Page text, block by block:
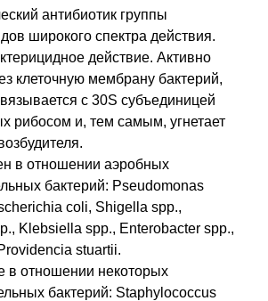
антибиотик группы
широкого спектра действия.
действие. Активно
клеточную мембрану бактерий,
с 30S субъединицей
рибосом и, тем самым, угнетает
в отношении аэробных
бактерий: Pseudomonas
coli, Shigella spp.,
Klebsiella spp., Enterobacter spp.,
stuartii.
в отношении некоторых
бактерий: Staphylococcus